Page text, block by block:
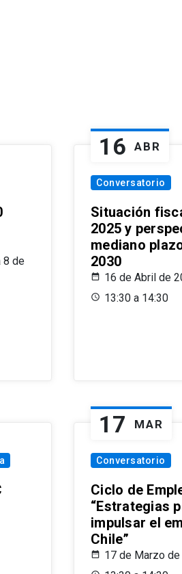
8 de
16 ABR
Conversatorio
Situación
2025 y
mediano
2030
16 de Abril de
13:30 a 14:30
17 MAR
Conversatorio
Ciclo de
“Estrategias
impulsar el
Chile”
17 de Marzo